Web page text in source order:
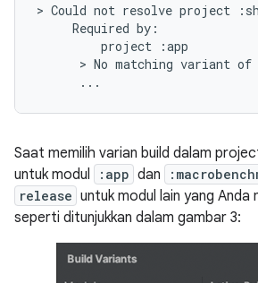
> Could not resolve project
     Required by:
         project :app
> No matching variant
Saat memilih varian build dalam
untuk modul :app dan
release untuk modul lain yang Anda
seperti ditunjukkan dalam gambar 3: